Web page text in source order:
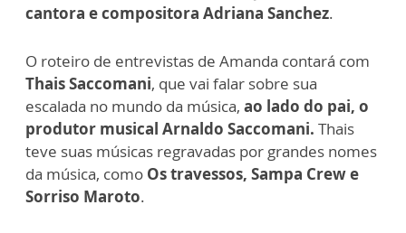
cantora e compositora Adriana Sanchez.
O roteiro de entrevistas de Amanda contará com
Thais Saccomani, que vai falar sobre sua
escalada no mundo da música, ao lado do pai, o
produtor musical Arnaldo Saccomani. Thais
teve suas músicas regravadas por grandes nomes
da música, como Os travessos, Sampa Crew e
Sorriso Maroto.